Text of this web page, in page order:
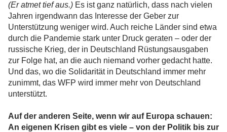
(Er atmet tief aus.) Es ist ganz natürlich, dass nach vielen
Jahren irgendwann das Interesse der Geber zur
Unterstützung weniger wird. Auch reiche Länder sind etwa
durch die Pandemie stark unter Druck geraten – oder der
russische Krieg, der in Deutschland Rüstungsausgaben
zur Folge hat, an die auch niemand vorher gedacht hatte.
Und das, wo die Solidarität in Deutschland immer mehr
zunimmt, das WFP wird immer mehr von Deutschland
unterstützt.
Auf der anderen Seite, wenn wir auf Europa schauen:
An eigenen Krisen gibt es viele – von der Politik bis zur